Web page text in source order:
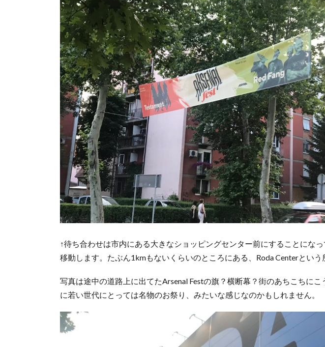
4.
つ
い
に
フ
ェ
ス
最
終
日
5.
Ritam
Nereda
6.
Partibrejkers
7.
ちょ
っと
Kurt
キア
8.
後
に
ラ
グ
↑待ち合わせは市内にある大きなショッピングセンター前にすることにな
移動します。たぶん1kmもないくらいのところにある、Roda Centerという
写真は途中の道路上に出てたArsenal Festの旗？横断幕？街のあちこちに
に若い世代にとっては名物のお祭り、みたいな感じなのかもしれません。